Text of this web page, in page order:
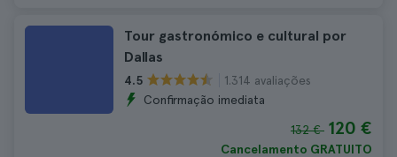
Tour gastronómico e cultural por
Dallas
4.5
1.314 avaliações
Confirmação imediata
132 € 120 €
Cancelamento GRATUITO